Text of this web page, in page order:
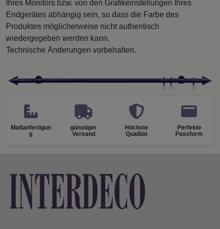
Ihres Monitors bzw. von den Grafikeinstellungen Ihres
Endgerätes abhängig sein, so dass die Farbe des
Produktes möglicherweise nicht authentisch
wiedergegeben werden kann.
Technische Änderungen vorbehalten.
Maßanfertigun
g
günstiger
Versand
Höchste
Qualität
Perfekte
Passform